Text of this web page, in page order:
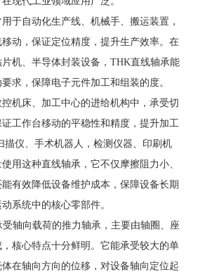
于自动化生产线、机械手、搬运装置，
动，保证定位精度，提升生产效率。在
机、半导体封装设备，THK直线轴承能
求，保障电子元件加工和组装的度。
机床、加工中心的进给机构中，承受切
工作台移动的平稳性和精度，提升加工
描仪、手术机器人，检测仪器、印刷机
用这种直线轴承，它不仅摩擦阻力小、
有效降低设备维护成本，保障设备长期
系统中的核心零部件。
轴向载荷的推力轴承，主要由轴圈、座
核心特点十分鲜明。它能承受较大的单
在轴向方向的位移，对设备轴向定位起